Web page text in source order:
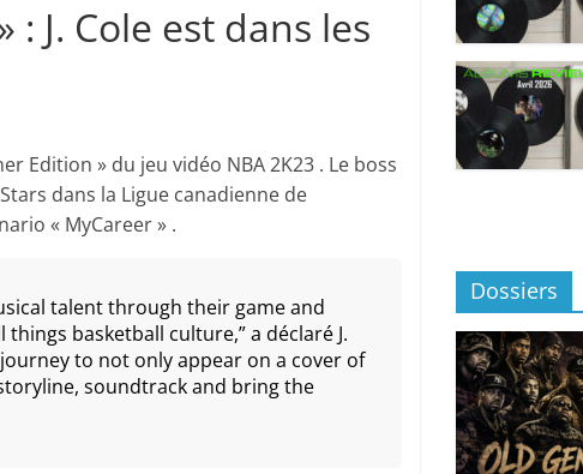
J. Cole est dans les
Edition » du jeu vidéo NBA 2K23 . Le boss
dans la Ligue canadienne de
« MyCareer » .
talent through their game and
basketball culture,” a déclaré J.
to not only appear on a cover of
soundtrack and bring the
Dossiers